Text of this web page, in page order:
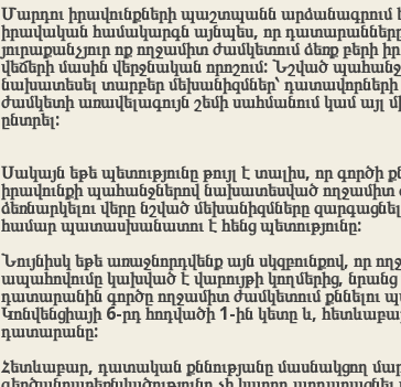
Մարդու իրավունքների պաշտպանն արձանագրում
իրավական համակարգն այնպես, որ
յուրաքանչյուր ոք ողջամիտ ժամկետում ձեռք բերի
վեճերի մասին վերջնական որոշում: Նշված
նախատեսել տարբեր մեխանիզմներ՝ դատավորների
ժամկետի առավելագույն շեմի սահմանում կամ այլ
ընտրել:
Սակայն եթե պետությունը թույլ է տալիս, որ
իրավունքի պահանջներով նախատեսված ողջամիտ
ձեռնարկելու վերը նշված մեխանիզմները
համար պատասխանատու է հենց պետությունը:
Նույնիսկ եթե առաջնորդվենք այն սկզբունքով,
ապահովումը կախված է վարույթի կողմերից,
դատարանին գործը ողջամիտ ժամկետում քննելու
Կոնվենցիայի 6-րդ հոդվածի 1-ին կետը և,
դատարանը:
Հետևաբար, դատական քննությանը մասնակցող